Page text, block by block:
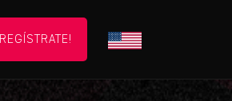
REGÍSTRATE!